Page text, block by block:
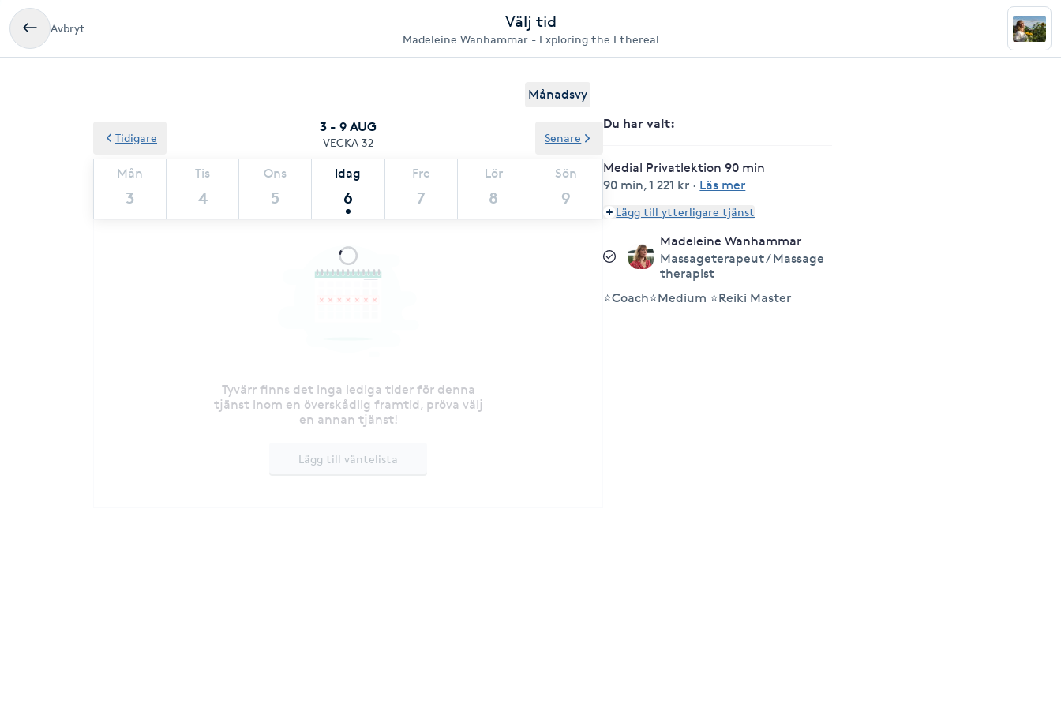
Avbryt Välj tid
Madeleine Wanhammar - Exploring the Ethereal
Månadsvy
3 - 9 AUG
VECKA 32
Mån
3
Tis
4
Ons
5
Idag
6
Fre
7
Lör
8
Sön
9
Tidigare Senare
Tyvärr finns det inga lediga tider för denna
tjänst inom en överskådlig framtid, pröva välj
en annan tjänst!
Lägg till väntelista
Du har valt:
Medial Privatlektion 90 min
90 min,1 221 kr · Läs mer
Lägg till ytterligare tjänst
Madeleine Wanhammar
Massageterapeut / Massage
therapist
⭐Coach⭐Medium ⭐Reiki Master